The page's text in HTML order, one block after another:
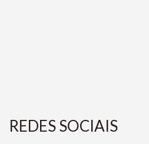
REDES SOCIAIS